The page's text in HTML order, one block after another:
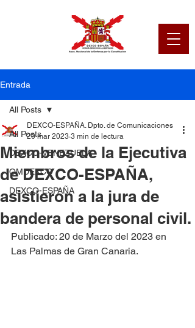
Entrada
All Posts
DEXCO-VENEZUELA
OMDEXCO
DEXCO-ESPAÑA
All Posts
Miembros de la Ejecutiva
de DEXCO-ESPAÑA,
asistieron a la jura de
bandera de personal civil.
DEXCO-ESPAÑA. Dpto. de Comunicaciones
20 mar 2023 3 min de lectura
Publicado: 20 de Marzo del 2023 en
Las Palmas de Gran Canaria.